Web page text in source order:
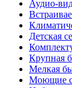
Аудио-
Детская
Крупная
Мелкая
Моющие